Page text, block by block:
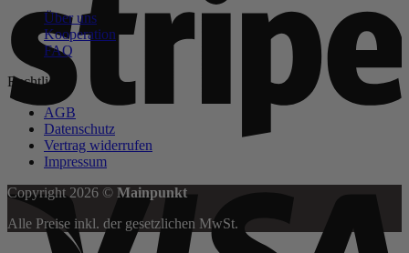
Über uns
Kooperation
FAQ
Rechtliches
AGB
Datenschutz
Vertrag widerrufen
Impressum
Copyright 2026 © Mainpunkt
Alle Preise inkl. der gesetzlichen MwSt.